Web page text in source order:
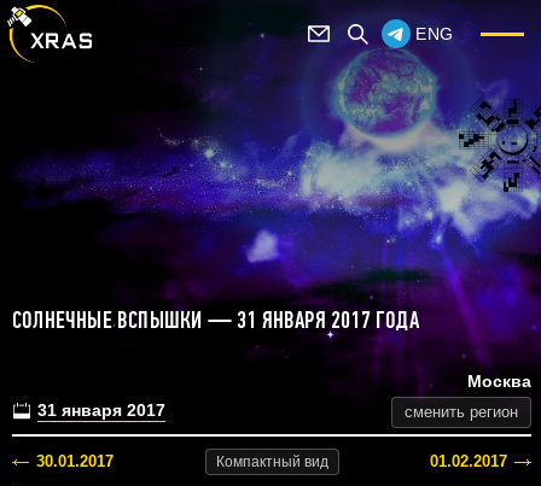
ENG
СОЛНЕЧНЫЕ ВСПЫШКИ — 31 ЯНВАРЯ 2017 ГОДА
31 января 2017
Москва
сменить регион
30.01.2017 Компактный вид 01.02.2017